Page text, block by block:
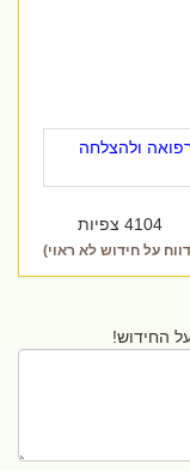
ולהצלחה
4104 צפיות
על חידוש לא ראוי)